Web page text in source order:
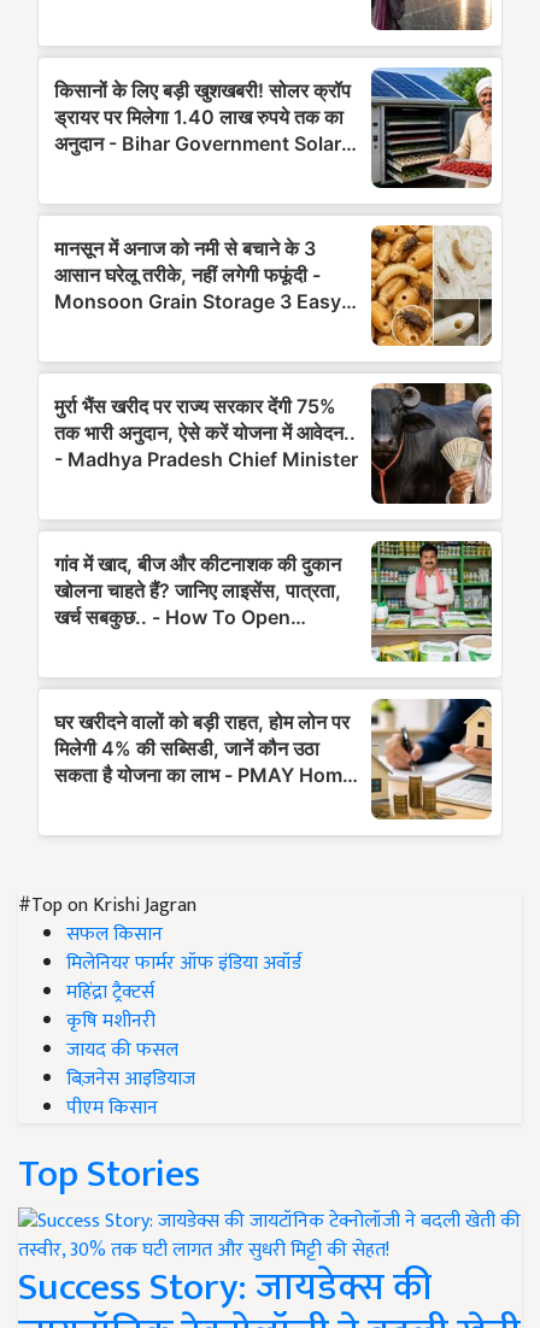
#Top on Krishi Jagran
सफल किसान
मिलेनियर फार्मर ऑफ इंडिया अवॉर्ड
महिंद्रा ट्रैक्टर्स
कृषि मशीनरी
जायद की फसल
बिज़नेस आइडियाज
पीएम किसान
Top Stories
Success Story: जायडेक्स की